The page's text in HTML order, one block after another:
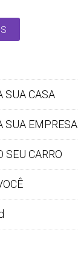
SUA CASA
SUA EMPRESA
SEU CARRO